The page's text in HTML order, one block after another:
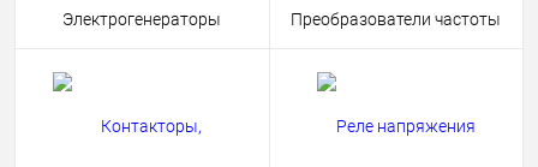
Электрогенераторы Преобразователи частоты